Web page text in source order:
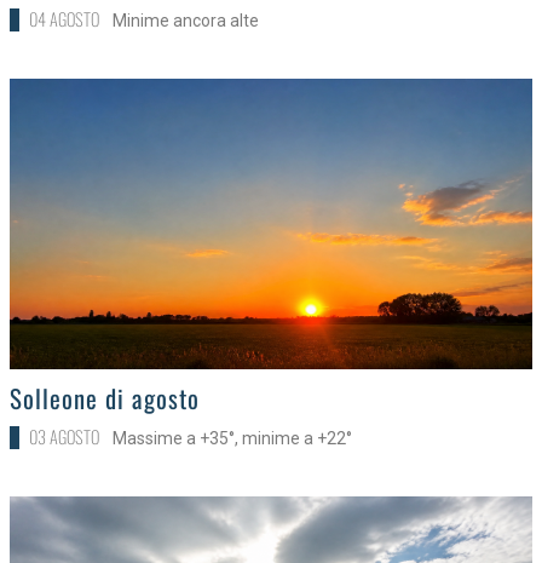
04 AGOSTO Minime ancora alte
>
Solleone di agosto
03 AGOSTO Massime a +35°, minime a +22°